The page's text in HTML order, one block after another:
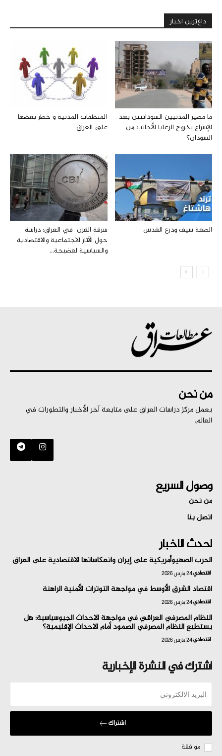
مطالعات عراق
داغ‌ترین اخبار
المنظمات المدنية و خطر بعضها
علی العراق
ما مصير المدنيين السودانيين بعد
الإسراع بخروج الرعايا الأجانب من
السودان؟
سرقة القرن في العراق: دراسة
حول الآثار الاجتماعية والاقتصادية
والسياسية لفضيحة...
الضفة سيف ودرع القدس
من نحن
يعمل مركز دراسات العراق على متابعة آخر الأخبار والتطورات في
العالم.
وصول السريع
من نحن
اتصل بنا
احدث الاخبار
الحرب الصهيوأمريكية على إيران وانعكاساتها الاقتصادية على العراق
اقتصادي24 مارس 2026
اقتصاد الشرق الأوسط في مواجهة التوترات الأمنية الراهنة
اقتصادي24 مارس 2026
النظام المصرفي العراقي في مواجهة الاحداث الجيوسياسية: هل
يستطيع النظام المصرفي الصمود أمام الاحداث الإقليمية؟
اقتصادي24 مارس 2026
اشترك في النشرة الإخبارية
اشتراك
موافقة